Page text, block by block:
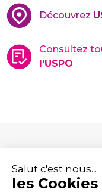
Découvrez
Consultez
l'USPO